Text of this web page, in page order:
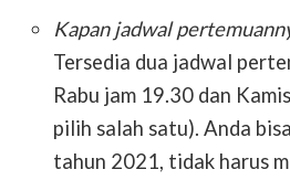
Kapan jadwal
Tersedia dua jadwal
Rabu jam 19.30 dan
pilih salah satu). Anda
tahun 2021, tidak harus